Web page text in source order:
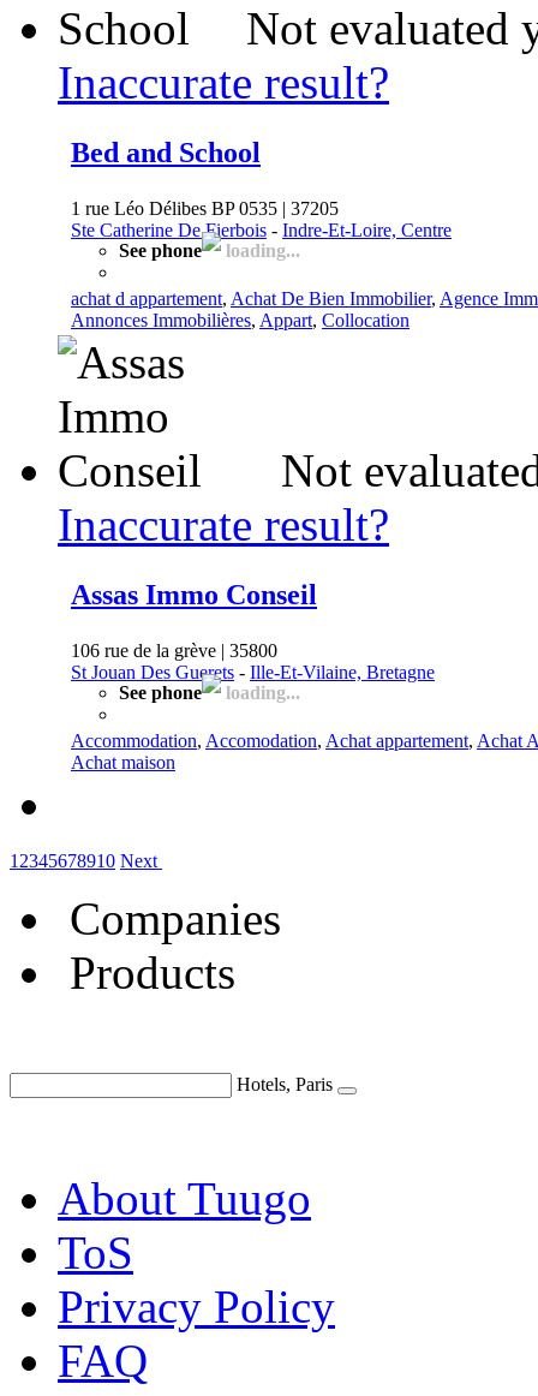
Not evaluated
Inaccurate result?
Bed and School
1 rue Léo Délibes BP 0535 | 37205
Ste Catherine De Fierbois - Indre-Et-Loire, Centre
See phone
loading...
achat d appartement, Achat De Bien Immobilier, Agence
Annonces Immobilières, Appart, Collocation
Not
Inaccurate result?
Assas Immo Conseil
106 rue de la grève | 35800
St Jouan Des Guerets - Ille-Et-Vilaine, Bretagne
See phone
loading...
Accommodation, Accomodation, Achat appartement, Achat
Achat maison
1 2345678910 Next
Companies
Products
Hotels, Paris
About Tuugo
ToS
Privacy Policy
FAQ